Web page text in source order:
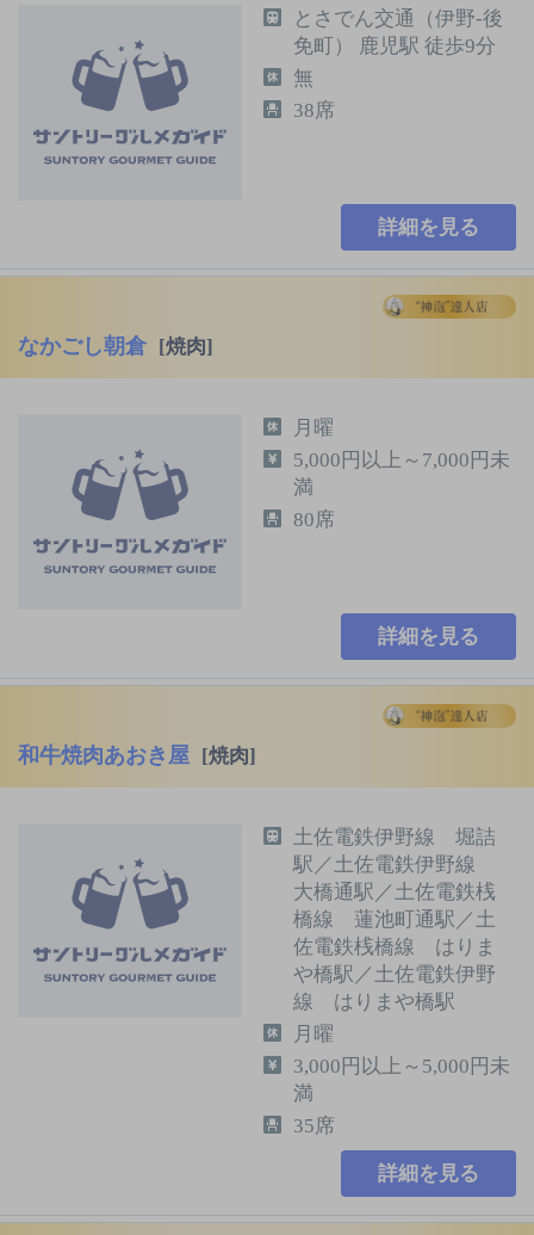
とさでん交通（伊野-後
免町） 鹿児駅 徒歩9分
無
38席
詳細を見る
なかごし朝倉 [焼肉]
月曜
5,000円以上～7,000円未
満
80席
詳細を見る
和牛焼肉あおき屋 [焼肉]
土佐電鉄伊野線 堀詰
駅／土佐電鉄伊野線
大橋通駅／土佐電鉄桟
橋線 蓮池町通駅／土
佐電鉄桟橋線 はりま
や橋駅／土佐電鉄伊野
線 はりまや橋駅
月曜
3,000円以上～5,000円未
満
35席
詳細を見る